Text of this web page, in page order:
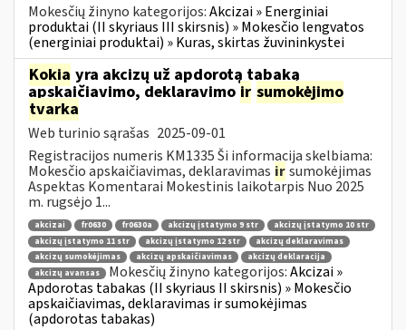
Mokesčių žinyno kategorijos:Akcizai » Energiniai
produktai (II skyriaus III skirsnis) » Mokesčio lengvatos
(energiniai produktai) » Kuras, skirtas žuvininkystei
Kokia yra akcizų už apdorotą tabaką
apskaičiavimo, deklaravimo ir sumokėjimo
tvarka
Web turinio sąrašas 2025-09-01
Registracijos numeris KM1335 Ši informacija skelbiama:
Mokesčio apskaičiavimas, deklaravimas irsumokėjimas
Aspektas Komentarai Mokestinis laikotarpis Nuo 2025
m. rugsėjo 1...
akcizai fr0630 fr0630a akcizų įstatymo 9 str
akcizų įstatymo 10 str
akcizų įstatymo 11 str
akcizų įstatymo 12 str
akcizų deklaravimas
akcizų sumokėjimas
akcizų apskaičiavimas
akcizų deklaracija
akcizų avansas
Mokesčių žinyno kategorijos:Akcizai »
Apdorotas tabakas (II skyriaus II skirsnis) » Mokesčio
apskaičiavimas, deklaravimas ir sumokėjimas
(apdorotas tabakas)